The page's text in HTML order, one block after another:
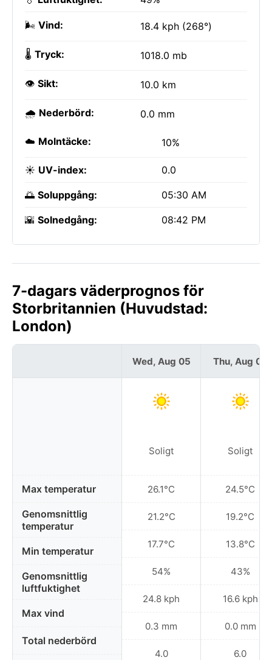
🌬️ Vind: 18.4 kph (268°)
🌡️ Tryck: 1018.0 mb
👁️ Sikt: 10.0 km
🌧️ Nederbörd: 0.0 mm
☁️ Molntäcke: 10%
☀️ UV-index: 0.0
🌅 Soluppgång: 05:30 AM
🌇 Solnedgång: 08:42 PM
7-dagars väderprognos för
Storbritannien (Huvudstad:
London)
Max temperatur
Genomsnittlig
temperatur
Min temperatur
Genomsnittlig
luftfuktighet
Max vind
Total nederbörd
Wed, Aug 05
Soligt
26.1°C
21.2°C
17.7°C
54%
24.8 kph
0.3 mm
4.0
Thu, Aug 06
Soligt
24.5°C
19.2°C
13.8°C
43%
16.6 kph
0.0 mm
6.0